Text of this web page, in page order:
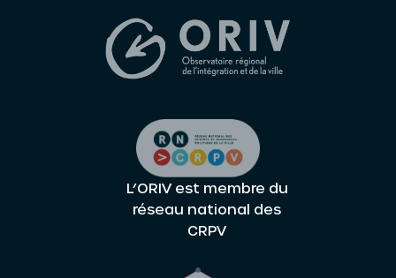
L’ORIV est membre du
réseau national des
CRPV